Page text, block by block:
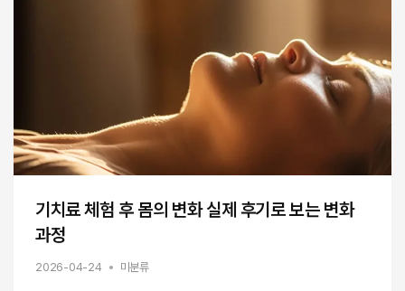
기치료 체험 후 몸의 변화 실제 후기로 보는 변화
과정
2026-04-24 미분류